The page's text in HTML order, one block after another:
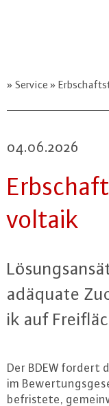
Service
04.06.2026
vol­ta­ik
adäquate
ik auf
Der BDEW fordert
im
be­fris­te­te,